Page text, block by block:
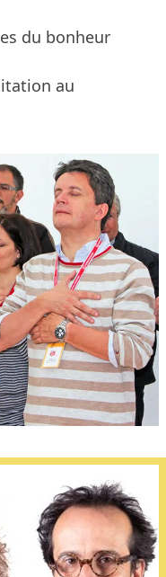
du bonheur
au